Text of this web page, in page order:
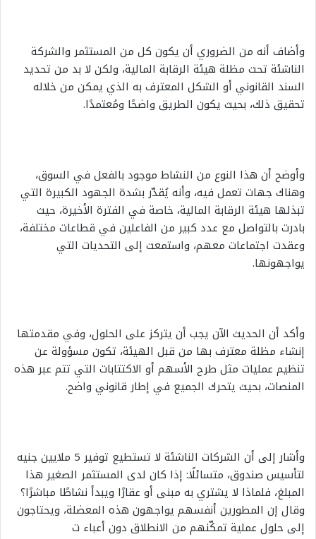
وأضاف أنه من الضروري أن يكون كل من المستثمر والشركة
الناشئة تحت مظلة هيئة الرقابة المالية، ولكن لا بد من تحديد
السند القانوني أو الشكل المعترف به الذي يمكن من خلاله
تحقيق ذلك، بحيث يكون الطريق واضحًا ومُعتمدًا.
وأوضح أن هذا النوع من النشاط موجود بالفعل في السوق،
وهناك جهات تعمل فيه، وأنه يُقدّر بشدة الجهود الكبيرة التي
تبذلها هيئة الرقابة المالية، خاصة في الفترة الأخيرة، حيث
بادرت بالتواصل مع عدد كبير من الفاعلين في قطاعات مختلفة،
وعقدت اجتماعات معهم، واستمعت إلى التحديات التي
يواجهونها.
وأكد أن الحديث الآن يجب أن يتركز على الحلول، وفي مقدمتها
إنشاء مظلة معترف بها من قبل الهيئة، تكون مسؤولة عن
تنظيم عمليات مثل طرح الأسهم أو الاكتتابات التي تتم عبر هذه
المنصات، بحيث يتحرك الجميع في إطار قانوني واضح.
وأشار إلى أن الشركات الناشئة لا تستطيع توفير 5 ملايين جنيه
لتأسيس صندوق، متسائلًا: إذا كان لدى المستثمر الصغير هذا
المبلغ، فلماذا لا يشتري به مبنى أو عقارًا ويبدأ نشاطًا مباشرًا؟
وقال إن المطورين أنفسهم يواجهون هذه المعضلة، ويحتاجون
إلى حلول عملية تمكّنهم من الانطلاق دون أعباء ت